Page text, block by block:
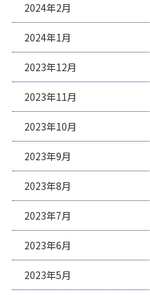
2024年2月
2024年1月
2023年12月
2023年11月
2023年10月
2023年9月
2023年8月
2023年7月
2023年6月
2023年5月